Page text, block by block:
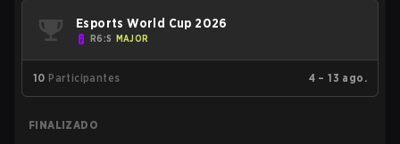
Esports World Cup 2026
R6:S MAJOR
10 Participantes 4 – 13 ago.
FINALIZADO